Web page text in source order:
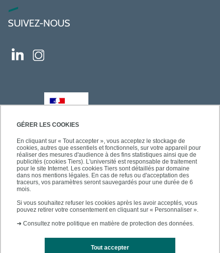
GÉRER LES COOKIES
En cliquant sur « Tout accepter », vous acceptez le stockage de
cookies, autres que essentiels et fonctionnels, sur votre appareil pour
réaliser des mesures d'audience à des fins statistiques ainsi que de
publicités (cookies Tiers). L'université est responsable de traitement
pour le site Internet. Les cookies Tiers sont détaillés par domaine
dans nos mentions légales. En cas de refus ou d'acceptation des
traceurs, vos paramètres seront sauvegardés pour une durée de 6
mois.
Si vous souhaitez refuser les cookies après les avoir acceptés, vous
pouvez retirer votre consentement en cliquant sur « Personnaliser ».
➜ Consultez notre politique en matière de protection des données.
Tout accepter
SUIVEZ-NOUS